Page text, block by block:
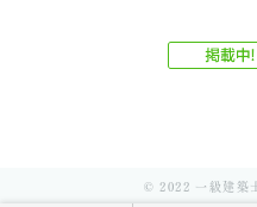
© 2022 一級建築